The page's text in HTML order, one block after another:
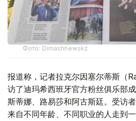
Фото: Dimashnewskz
报道称，记者拉克尔因塞尔蒂斯（
访了迪玛希西班牙官方粉丝俱乐部
斯蒂娜、路易莎和阿古斯廷。受访
来自不同年龄、不同职业的人走到